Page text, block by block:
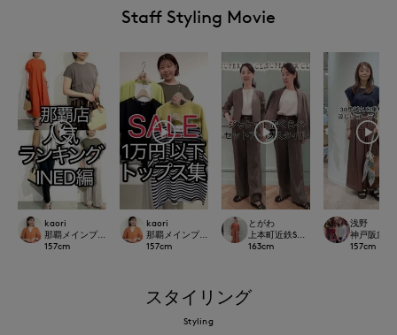
Staff Styling Movie
kaori
那覇メインプレイスI.T.'S.international
157cm
kaori
那覇メインプレイスI.T.'S.international
157cm
とがわ
上本町近鉄SUPERIORCLOSET
163cm
浅野
神戸阪急
157cm
スタイリング
Styling